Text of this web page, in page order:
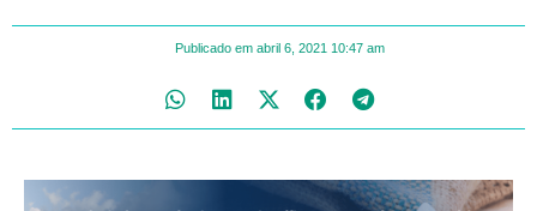
Publicado em abril 6, 2021 10:47 am